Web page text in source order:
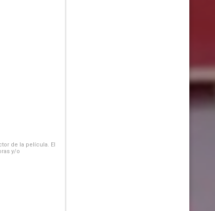
de la película. El
y/o